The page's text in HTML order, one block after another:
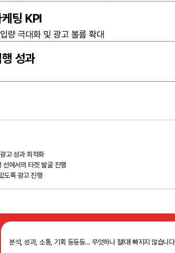
팅 KPI
량 극대화 및 광고 볼륨 확대
성과
고 성과 최적화
에서의 타겟 발굴 진행
도록 광고 진행
분석, 성과, 소통, 기획 등등등... 무엇하나 절!대! 빠지지 않습니다